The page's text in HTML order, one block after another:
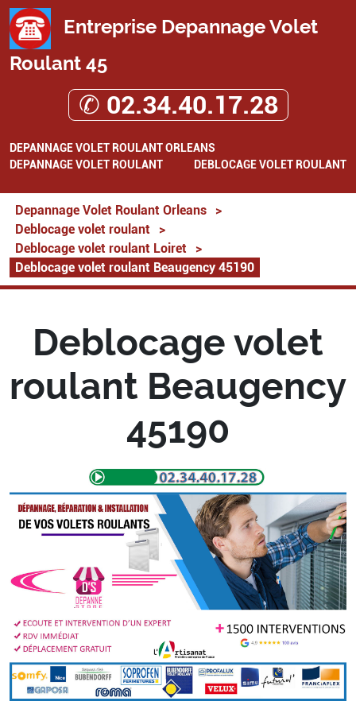
Entreprise Depannage Volet
Roulant 45
✆ 02.34.40.17.28
DEPANNAGE VOLET ROULANT ORLEANS
DEPANNAGE VOLET ROULANT
DEBLOCAGE VOLET ROULANT
Depannage Volet Roulant Orleans
>
Deblocage volet roulant
>
Deblocage volet roulant Loiret
>
Deblocage volet roulant Beaugency 45190
Deblocage volet
roulant Beaugency
45190